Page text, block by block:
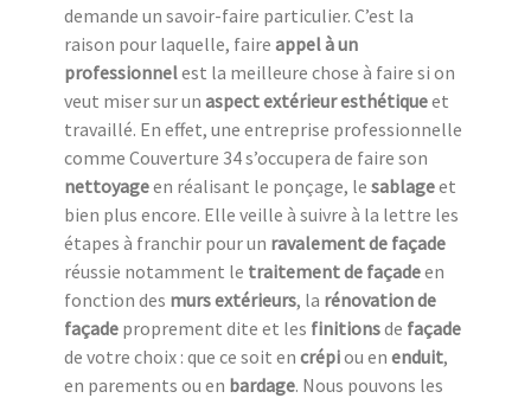
demande un savoir-faire particulier. C’est la
raison pour laquelle, faire appel à un
professionnelest la meilleure chose à faire si on
veut miser sur un aspect extérieur esthétiqueet
travaillé. En effet, une entreprise professionnelle
comme Couverture 34 s’occupera de faire son
nettoyageen réalisant le ponçage, le sablageet
bien plus encore. Elle veille à suivre à la lettre les
étapes à franchir pour un ravalement de façade
réussie notamment le traitement de façadeen
fonction des murs extérieurs, la rénovation de
façade proprement dite et les finitionsde façade
de votre choix : que ce soit en crépiou en enduit,
en parements ou en bardage. Nous pouvons les